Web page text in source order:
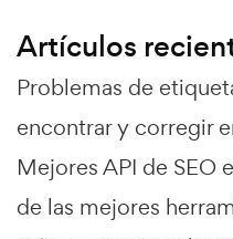
Artículos
Problemas de
encontrar y corregir
Mejores API de SEO
de las mejores